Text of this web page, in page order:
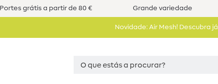
Portes grátis a partir de 80 € Grande variedade
Novidade: Air Mesh! Descubra